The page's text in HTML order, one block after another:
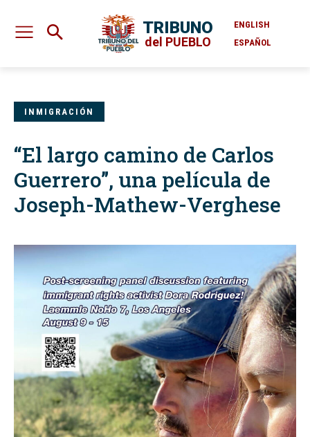
TRIBUNO
del PUEBLO
ENGLISH
ESPAÑOL
INMIGRACIÓN
“El largo camino de Carlos
Guerrero”, una película de
Joseph-Mathew-Verghese